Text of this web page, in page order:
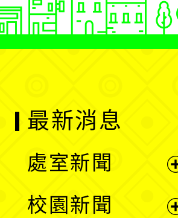
最新消息
處室新聞
校園新聞